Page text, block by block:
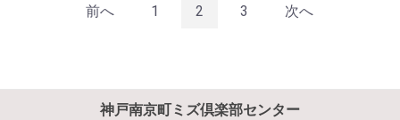
前へ 1 2 3 次へ
神戸南京町ミズ倶楽部センター